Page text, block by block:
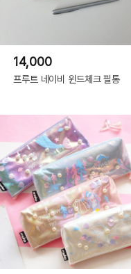
14,000
프루트 네이비 윈드체크 필통